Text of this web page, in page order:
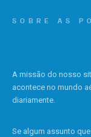
SOBRE AS
A missão do nosso
acontece no mundo
diariamente.
Se algum assunto